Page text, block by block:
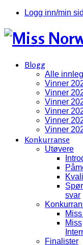
Logg inn/min
Blogg
Alle
Vinner
Vinner
Vinner
Vinner
Vinner
Vinner
Konkurranse
Utøvere
svar
Miss
Finalister